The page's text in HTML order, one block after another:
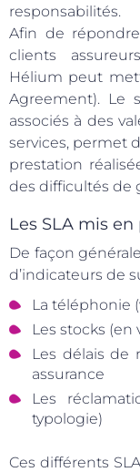
responsabilités.
Afin de
clients
Hélium peut
Agreement). Le
associés à des
services, permet
prestation
des difficultés de
Les SLA mis
De façon
d’indicateurs de
La téléphonie
Les stocks
Les délais de
assurance
Les
typologie)
Ces différents